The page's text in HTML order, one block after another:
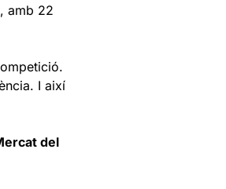
amb 22
I així
del